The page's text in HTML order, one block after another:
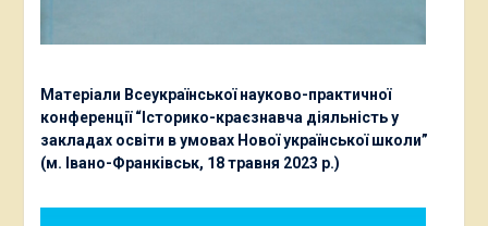
Матеріали Всеукраїнської науково-практичної
конференції “Історико-краєзнавча діяльність у
закладах освіти в умовах Нової української школи”
(м. Івано-Франківськ, 18 травня 2023 р.)